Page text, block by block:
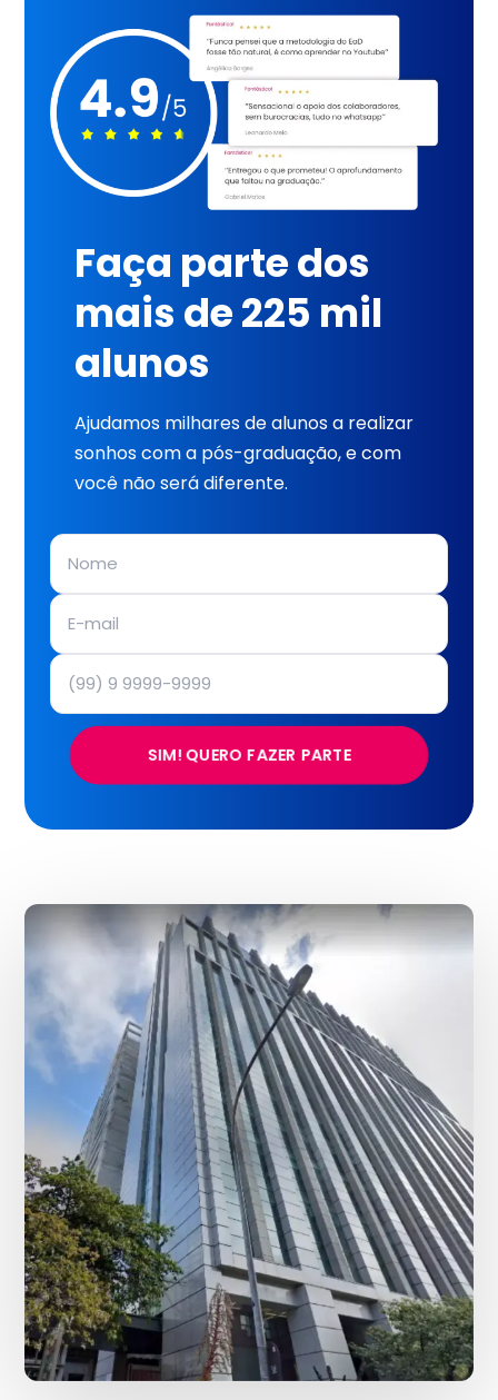
Faça parte dos
mais de 225 mil
alunos
Ajudamos milhares de alunos a realizar
sonhos com a pós-graduação, e com
você não será diferente.
SIM! QUERO FAZER PARTE